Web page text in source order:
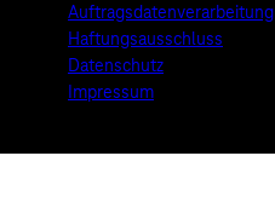
Auftragsdatenverarbeitung
Haftungsausschluss
Datenschutz
Impressum